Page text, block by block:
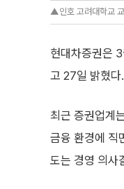
▲인호 고려대학교
현대차증권은
고 27일 밝혔다
최근 증권업계
금융 환경에 직
도는 경영 의사